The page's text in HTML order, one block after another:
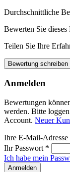
Durchschnittliche
Bewerten Sie dieses
Teilen Sie Ihre
Bewertung schreiben
Anmelden
Bewertungen
werden. Bitte
Account. Neuer
Ihre E-Mail-Adresse
Ihr Passwort *
Ich habe mein
Anmelden